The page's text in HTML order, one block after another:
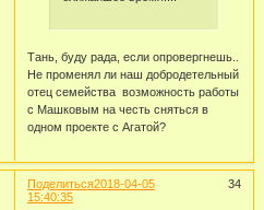
Тань, буду рада, если опровергнешь..
Не променял ли наш добродетельный
отец семейства возможность работы
с Машковым на честь сняться в
одном проекте с Агатой?
Поделиться 34
2018-04-05
15:40:35